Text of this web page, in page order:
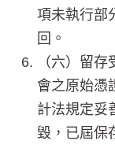
項未執行部
回。
（六）留
會之原始憑
計法規定妥
毀，已屆保